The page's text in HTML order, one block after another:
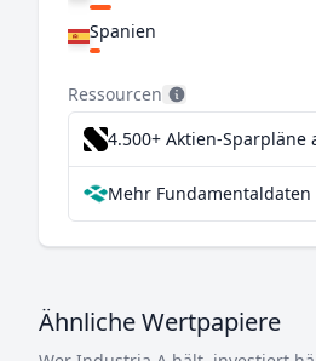
Spanien
Portugal
Finnland
Norwegen
Litauen
Ressourcen
4.500+ Aktien-Sparpläne
Mehr
Ähnliche Wertpapiere